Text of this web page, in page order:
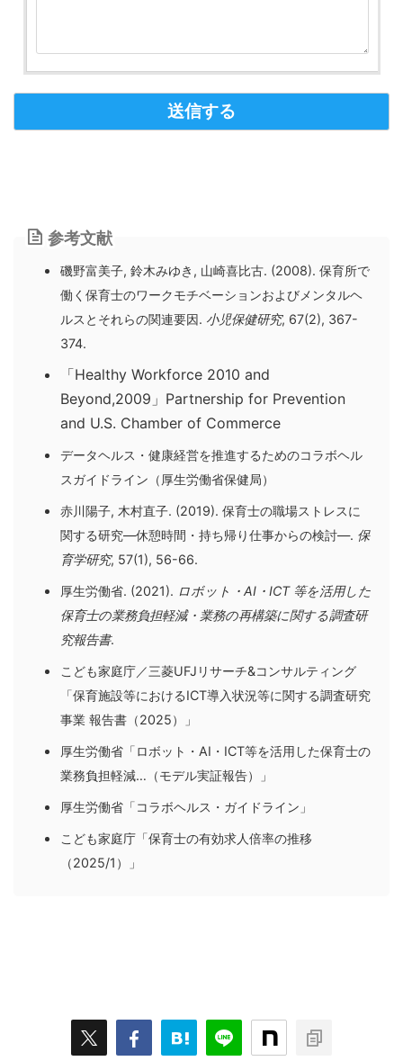
参考文献
磯野富美子, 鈴木みゆき, 山崎喜比古. (2008). 保育所で
働く保育士のワークモチベーションおよびメンタルヘ
ルスとそれらの関連要因. 小児保健研究, 67(2), 367-
374.
「Healthy Workforce 2010 and
Beyond,2009」Partnership for Prevention
and U.S. Chamber of Commerce
データヘルス・健康経営を推進するためのコラボヘル
スガイドライン（厚生労働省保健局）
赤川陽子, 木村直子. (2019). 保育士の職場ストレスに
関する研究―休憩時間・持ち帰り仕事からの検討―. 保
育学研究, 57(1), 56-66.
厚生労働省. (2021). ロボット・AI・ICT 等を活用した
保育士の業務負担軽減・業務の再構築に関する調査研
究報告書.
こども家庭庁／三菱UFJリサーチ&コンサルティング
「保育施設等におけるICT導入状況等に関する調査研究
事業 報告書（2025）」
厚生労働省「ロボット・AI・ICT等を活用した保育士の
業務負担軽減…（モデル実証報告）」
厚生労働省「コラボヘルス・ガイドライン」
こども家庭庁「保育士の有効求人倍率の推移
（2025/1）」